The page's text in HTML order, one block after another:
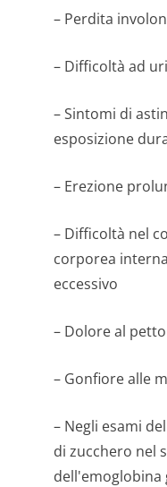
– Perdita
– Difficoltà ad
– Sintomi di
esposizione
– Erezione
– Difficoltà nel
corporea
eccessivo
– Dolore al petto
– Gonfiore alle
– Negli esami
di zucchero nel
dell'emoglobina